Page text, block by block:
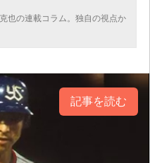
也の連載コラム。独自の視点か
記事を読む